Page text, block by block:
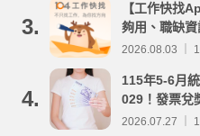
3.
【工作快找
夠用、職缺
2026.08.03 ｜
4.
115年5-6月
029！發票兌
2026.07.27 ｜